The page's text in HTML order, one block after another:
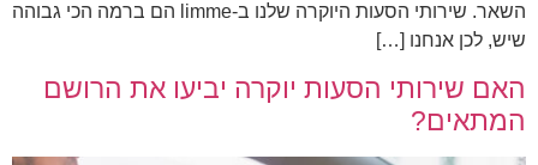
השאר. שירותי הסעות היוקרה שלנו ב-limme הם ברמה הכי גבוהה
שיש, לכן אנחנו […]
האם שירותי הסעות יוקרה יביעו את הרושם
המתאים?